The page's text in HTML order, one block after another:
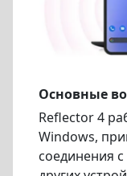
Основные
Reflector 4
Windows,
соединения